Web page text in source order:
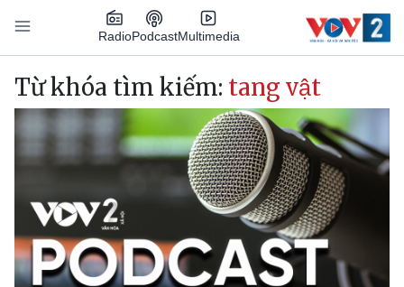
Nhảy đến nội dung
RadioPodcastMultimedia
Main navigation
Từ khóa tìm kiếm: tang vật